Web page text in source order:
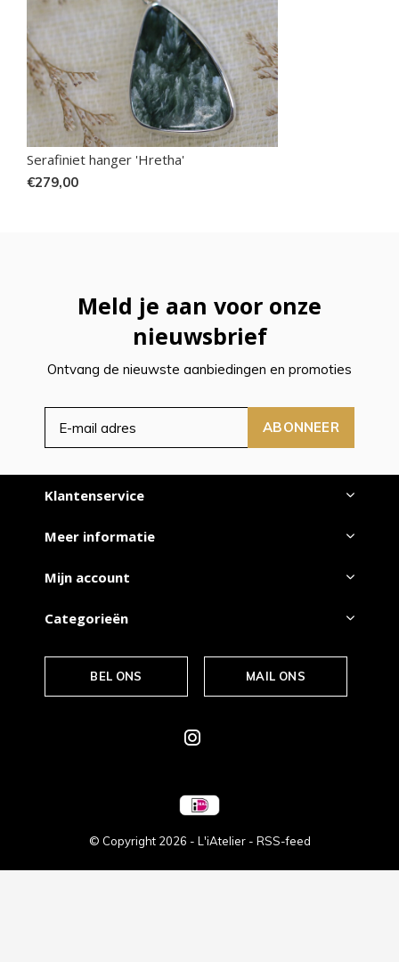
Serafiniet hanger 'Hretha'
€279,00
Meld je aan voor onze
nieuwsbrief
Ontvang de nieuwste aanbiedingen en promoties
ABONNEER
Klantenservice
Meer informatie
Mijn account
Categorieën
BEL ONS MAIL ONS
© Copyright 2026 - L'iAtelier - RSS-feed